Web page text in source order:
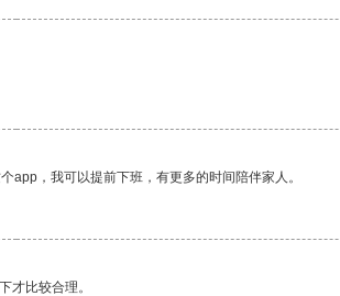
app，我可以提前下班，有更多的时间陪伴家人。
才比较合理。